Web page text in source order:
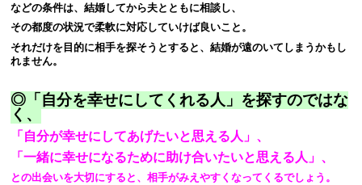
などの条件は、結婚してから夫とともに相談し、
その都度の状況で柔軟に対応していけば良いこと。
それだけを目的に相手を探そうとすると、結婚が遠のいてしまうかもし
れません。
◎「自分を幸せにしてくれる人」を探すのではな
く、
「自分が幸せにしてあげたいと思える人」、
「一緒に幸せになるために助け合いたいと思える人」、
との出会いを大切にすると、相手がみえやすくなってくるでしょう。